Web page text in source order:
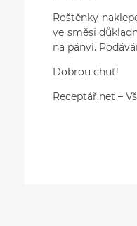
Roštěnky
ve směsi
na pánvi.
Dobrou chuť!
Receptář.net –